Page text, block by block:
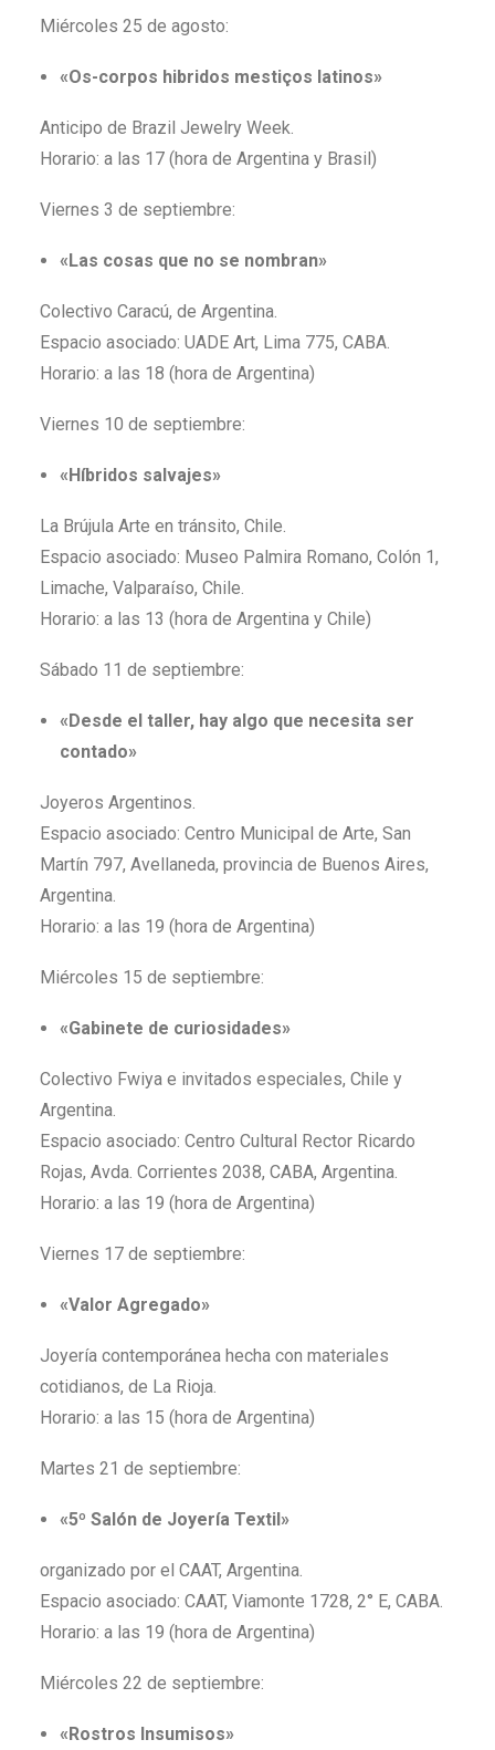
Miércoles 25 de agosto:
«Os-corpos hibridos mestiços latinos»
Anticipo de Brazil Jewelry Week.
Horario: a las 17 (hora de Argentina y Brasil)
Viernes 3 de septiembre:
«Las cosas que no se nombran»
Colectivo Caracú, de Argentina.
Espacio asociado: UADE Art, Lima 775, CABA.
Horario: a las 18 (hora de Argentina)
Viernes 10 de septiembre:
«Híbridos salvajes»
La Brújula Arte en tránsito, Chile.
Espacio asociado: Museo Palmira Romano, Colón 1,
Limache, Valparaíso, Chile.
Horario: a las 13 (hora de Argentina y Chile)
Sábado 11 de septiembre:
«Desde el taller, hay algo que necesita ser
contado»
Joyeros Argentinos.
Espacio asociado: Centro Municipal de Arte, San
Martín 797, Avellaneda, provincia de Buenos Aires,
Argentina.
Horario: a las 19 (hora de Argentina)
Miércoles 15 de septiembre:
«Gabinete de curiosidades»
Colectivo Fwiya e invitados especiales, Chile y
Argentina.
Espacio asociado: Centro Cultural Rector Ricardo
Rojas, Avda. Corrientes 2038, CABA, Argentina.
Horario: a las 19 (hora de Argentina)
Viernes 17 de septiembre:
«Valor Agregado»
Joyería contemporánea hecha con materiales
cotidianos, de La Rioja.
Horario: a las 15 (hora de Argentina)
Martes 21 de septiembre:
«5º Salón de Joyería Textil»
organizado por el CAAT, Argentina.
Espacio asociado: CAAT, Viamonte 1728, 2° E, CABA.
Horario: a las 19 (hora de Argentina)
Miércoles 22 de septiembre:
«Rostros Insumisos»